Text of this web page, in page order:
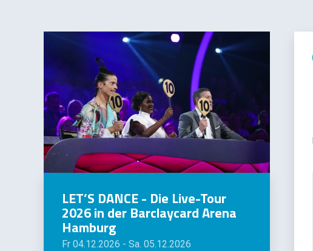
LET’S DANCE - Die Live-Tour
2026 in der Barclaycard Arena
Hamburg
Fr 04.12.2026 - Sa. 05.12.2026